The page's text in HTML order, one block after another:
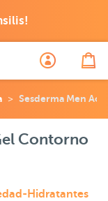
Sesderma Men
Contorno
Hidratantes